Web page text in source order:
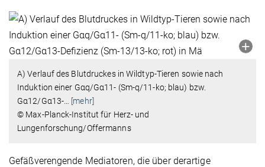
A) Verlauf des Blutdruckes in Wildtyp-Tieren sowie nach
Induktion einer Gαq/Gα11- (Sm-q/11-ko; blau) bzw.
Gα12/Gα13-
[mehr]
© Max-Planck-Institut für Herz- und
Lungenforschung/Offermanns
Gefäßverengende Mediatoren, die über derartige